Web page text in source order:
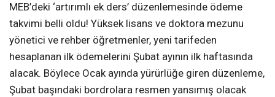
MEB’deki ‘artırımlı ek ders’ düzenlemesinde ödeme
takvimi belli oldu! Yüksek lisans ve doktora mezunu
yönetici ve rehber öğretmenler, yeni tarifeden
hesaplanan ilk ödemelerini Şubat ayının ilk haftasında
alacak. Böylece Ocak ayında yürürlüğe giren düzenleme,
Şubat başındaki bordrolara resmen yansımış olacak